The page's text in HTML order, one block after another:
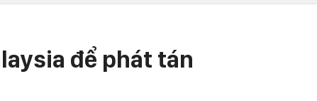
để phát tán